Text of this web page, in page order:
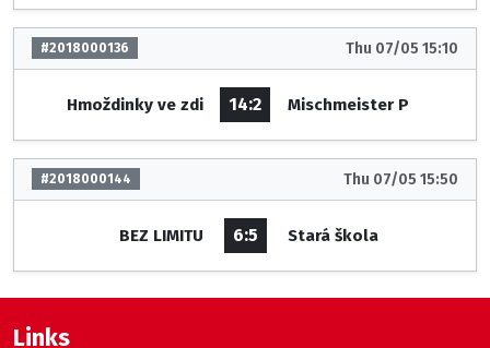
#2018000136 Thu 07/05 15:10
Hmoždinky ve zdi 14:2 Mischmeister P
#2018000144 Thu 07/05 15:50
BEZ LIMITU 6:5 Stará škola
Links